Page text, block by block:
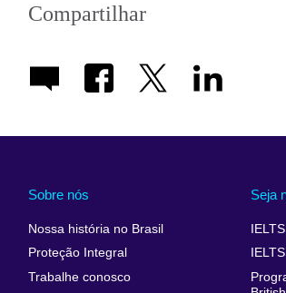
Compartilhar
Sobre nós
Nossa história no Brasil
Proteção Integral
Trabalhe conosco
Seja